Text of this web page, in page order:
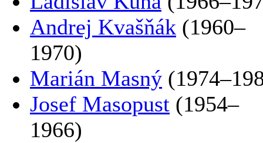
Andrej Kvašňák (1960–
1970)
Marián Masný
Josef Masopust (1954–
1966)